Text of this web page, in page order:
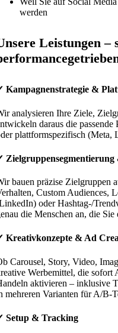
werden
Leistungen –
Kampagnenstrategie &
analysieren Ihre Ziele,
daraus die
plattformspezifisch (Meta,
Zielgruppensegmentierung
bauen präzise Zielgruppen
Custom Audiences,
oder Hashtag-/
die Menschen an, die
Kreativkonzepte & Ad
Carousel, Story, Video,
Werbemittel, die sofort
aktivieren – inklusive
mehreren Varianten für A/B-
Setup & Tracking